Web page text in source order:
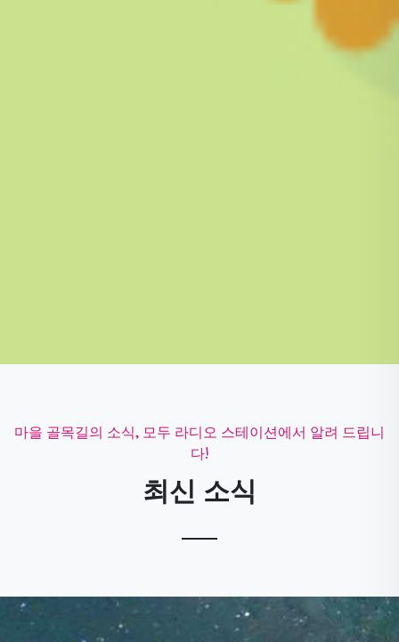
마을 골목길의 소식, 모두 라디오 스테이션에서 알려 드립니
다!
최신 소식